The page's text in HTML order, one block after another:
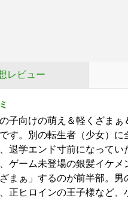
レビュー
子向けの萌え＆軽くざまぁ
す。別の転生者（少女）に
退学エンド寸前になってい
ゲーム未登場の銀髪イケメ
ざまぁ」するのが前半部。
正ヒロインの王子様など、